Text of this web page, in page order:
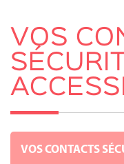
VOS
VOS CONTACTS